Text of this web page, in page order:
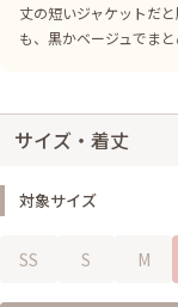
丈の短いジャケットだ
も、黒かベージュでまと
サイズ・着丈
対象サイズ
SS S M